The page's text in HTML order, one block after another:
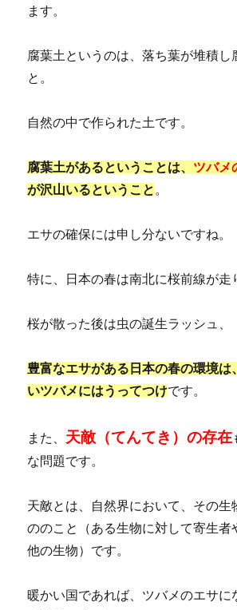
ます。
腐葉土というのは、落ち葉が堆積し
と。
自然の中で作られた土です。
腐葉土があるということは、 ツバメ
が沢山いるということ。
エサの確保には申し分ないですね。
特に、日本の春は南北に桜前線が走
桜が散った後は虫の誕生ラッシュ、
豊富なエサがある日本の春の環境は
いツバメにはうってつけです。
また、 天敵（てんてき）の存在
な問題です。
天敵とは、自然界において、その生
ののこと（ある生物に対して寄生者
他の生物）です。
暖かい国であれば、ツバメのエサに